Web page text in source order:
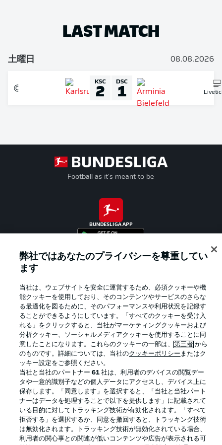
LAST MATCH
土曜日 08.08.2026
KSC
2 DSC
1
Football as it's meant to be
BUNDESLIGA APP
プライバシー・ポリシー 優先設定を管理する
利用条件 放送局
求人 選手
当サイトについて
弊社ではあなたのプライバシーを尊重してい
ます
当社は、ウェブサイトを安全に運営するため、必須クッキーや機
能クッキーを使用しており、そのコンテンツやサービスのさらな
る最適化を図るために、そのパフォーマンスや利用状況を記録す
ることができるようにしています。「すべてのクッキーを受け入
れる」をクリックすると、当社がマーケティングクッキーおよび
分析クッキー、ソーシャルメディアクッキーを使用することに同
意したことになります。これらのクッキーの一部は、第三者 から
のものです。詳細については、当社のクッキーポリシー またはク
ッキー設定をご参照ください。
当社と当社のパートナー61 社は、利用者のデバイスの閲覧デー
タや一意的識別子などの個人データにアクセスし、デバイス上に
保存します。「同意します」を選択すると、「当社と当社パート
ナーはデータを処理することで以下を提供します」に記載されて
いる目的に対してトラッキング技術が有効化されます。「すべて
拒否する」を選択するか、同意を撤回すると、トラッキング技術
は無効化されます。トラッキング技術が無効化されている場合、
利用者の関心事との関連が低いコンテンツや広告が表示される可